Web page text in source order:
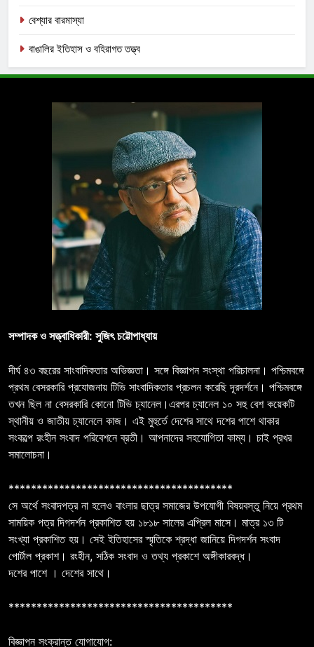
বেশ্যার বারমাস্যা
বাঙালির ইতিহাস ও বহিরাগত তত্ত্ব
সম্পাদক ও সত্ত্বাধিকারী: সুজিৎ চট্টোপাধ্যায়
দীর্ঘ ৪৩ বছরের সাংবাদিকতার অভিজ্ঞতা। সঙ্গে বিজ্ঞাপন সংস্থা পরিচালনা। পশ্চিমবঙ্গে
প্রথম বেসরকারি প্রযোজনায় টিভি সাংবাদিকতার প্রচলন করেছি দূরদর্শনে। পশ্চিমবঙ্গে
তখন ছিল না বেসরকারি কোনো টিভি চ্যানেল।এরপর চ্যানেল ১০ সহু বেশ কয়েকটি
স্থানীয় ও জাতীয় চ্যানেলে কাজ। এই মুহুর্তে দেশের সাথে দশের পাশে থাকার
সংকল্পে রংহীন সংবাদ পরিবেশনে ব্রতী। আপনাদের সহযোগিতা কাম্য। চাই প্রখর
সমালোচনা।
****************************************
সে অর্থে সংবাদপত্র না হলেও বাংলার ছাত্র সমাজের উপযোগী বিষয়বস্তু নিয়ে প্রথম
সাময়িক পত্র দিগদর্শন প্রকাশিত হয় ১৮১৮ সালের এপ্রিল মাসে। মাত্র ১৩ টি
সংখ্যা প্রকাশিত হয়। সেই ইতিহাসের স্মৃতিকে শ্রদ্ধা জানিয়ে দিগদর্শন সংবাদ
পোর্টাল প্রকাশ। রংহীন, সঠিক সংবাদ ও তথ্য প্রকাশে অঙ্গীকারবদ্ধ।
দশের পাশে । দেশের সাথে।
****************************************
বিজ্ঞাপন সংক্রান্ত যোগাযোগ: